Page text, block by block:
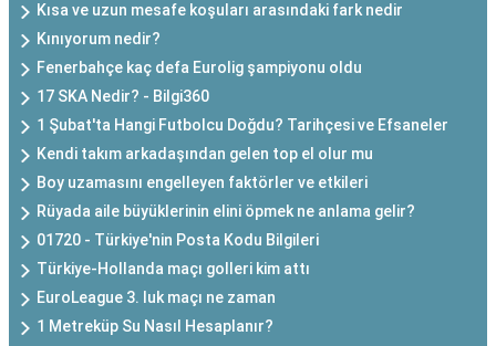
Kısa ve uzun mesafe koşuları arasındaki fark nedir
Kınıyorum nedir?
Fenerbahçe kaç defa Eurolig şampiyonu oldu
17 SKA Nedir? - Bilgi360
1 Şubat'ta Hangi Futbolcu Doğdu? Tarihçesi ve Efsaneler
Kendi takım arkadaşından gelen top el olur mu
Boy uzamasını engelleyen faktörler ve etkileri
Rüyada aile büyüklerinin elini öpmek ne anlama gelir?
01720 - Türkiye'nin Posta Kodu Bilgileri
Türkiye-Hollanda maçı golleri kim attı
EuroLeague 3. luk maçı ne zaman
1 Metreküp Su Nasıl Hesaplanır?